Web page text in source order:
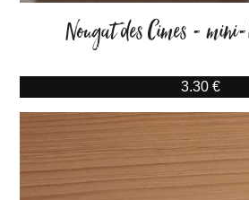
Nougat des Cimes -
3.30 €